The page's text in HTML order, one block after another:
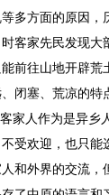
多方面的原因，
客家先民发现大
前往山地开辟荒
闭塞、荒凉的特
家人作为是异乡
受欢迎，也只能
和外界的交流，